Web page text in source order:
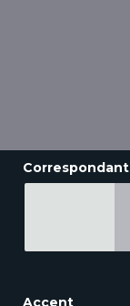
Correspondant
Accent